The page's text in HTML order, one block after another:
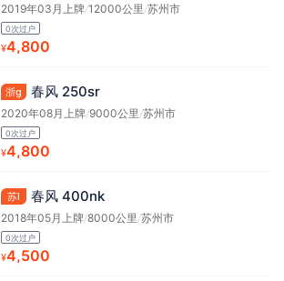
2019年03月上牌/12000公里 /苏州市
0次过户
¥4,800
浙g 春风 250sr
2020年08月上牌/9000公里 /苏州市
0次过户
¥4,800
苏l 春风 400nk
2018年05月上牌/8000公里 /苏州市
0次过户
¥4,500